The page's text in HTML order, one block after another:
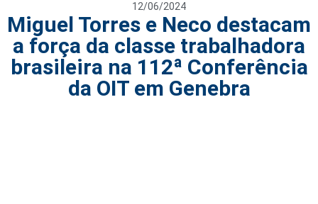
12/06/2024
Miguel Torres e Neco destacam
a força da classe trabalhadora
brasileira na 112ª Conferência
da OIT em Genebra